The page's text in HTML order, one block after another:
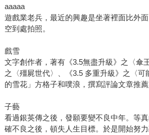
aaaaa
遊戲業老兵，最近的興趣是坐著裡面比外
空到處拍照。
戲雪
文字創作者，著有《3.5無盡升級》之〈傘
之〈殭屍世代〉、《3.5 多重升級》之〈可
的雪花」方格子和噗浪，撰寫評論文章推薦
子藝
看過銀英傳之後，發願要變不良中年。等
確不良之後，頓失人生目標。於是開始努